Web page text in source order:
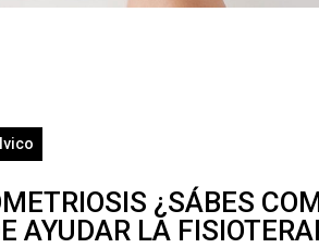
¿SÁBES
AYUDAR LA